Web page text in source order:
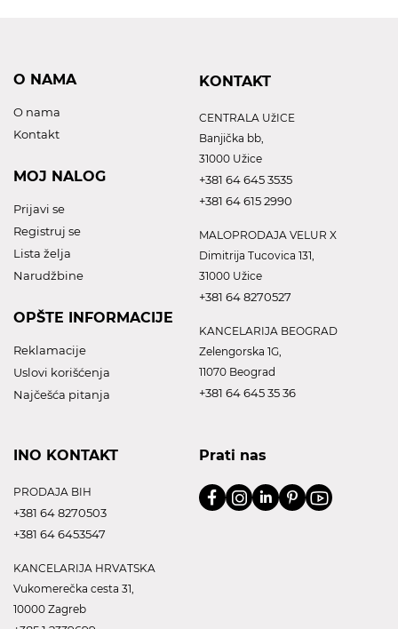
O NAMA
O nama
Kontakt
MOJ NALOG
Prijavi se
Registruj se
Lista želja
Narudžbine
OPŠTE INFORMACIJE
Reklamacije
Uslovi korišćenja
Najčešća pitanja
KONTAKT
CENTRALA UžICE
Banjička bb,
31000 Užice
+381 64 645 3535
+381 64 615 2990
MALOPRODAJA VELUR X
Dimitrija Tucovica 131,
31000 Užice
+381 64 8270527
KANCELARIJA BEOGRAD
Zelengorska 1G,
11070 Beograd
+381 64 645 35 36
INO KONTAKT
PRODAJA BIH
+381 64 8270503
+381 64 6453547
KANCELARIJA HRVATSKA
Vukomerečka cesta 31,
10000 Zagreb
Prati nas